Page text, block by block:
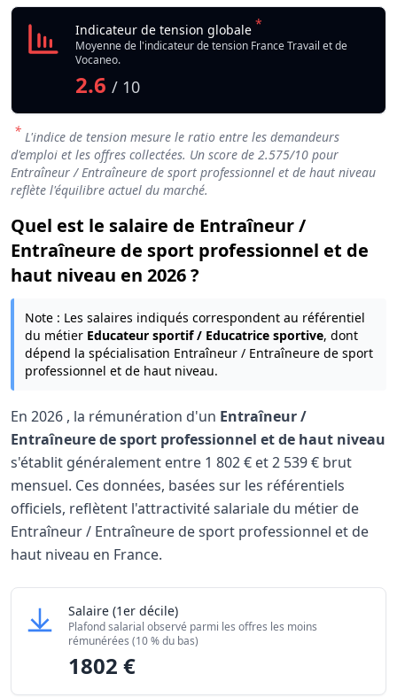
Indicateur de tension globale *
Moyenne de l'indicateur de tension France Travail et de
Vocaneo.
2.6 / 10
* L'indice de tension mesure le ratio entre les demandeurs
d'emploi et les offres collectées. Un score de 2.575/10 pour
Entraîneur / Entraîneure de sport professionnel et de haut niveau
reflète l'équilibre actuel du marché.
Quel est le salaire de Entraîneur /
Entraîneure de sport professionnel et de
haut niveau en 2026 ?
Note : Les salaires indiqués correspondent au référentiel
du métier Educateur sportif / Educatrice sportive, dont
dépend la spécialisation Entraîneur / Entraîneure de sport
professionnel et de haut niveau.
En 2026 , la rémunération d'un Entraîneur /
Entraîneure de sport professionnel et de haut niveau
s'établit généralement entre 1 802 € et2 539 € brut
mensuel. Ces données, basées sur les référentiels
officiels, reflètent l'attractivité salariale du métier de
Entraîneur / Entraîneure de sport professionnel et de
haut niveau en France.
Grille salariale Entraîneur / Entraîneure de sport
Niveau de salaire (Déciles)
Salaire minimum (10% les moins rémunérés)
Salaire maximum (10% les mieux rémunérés)
Salaire Entraîneur / Entraîneure de sport
(1er décile)
Plafond salarial observé parmi les offres les moins
rémunérées (10 % du bas)
1802 €